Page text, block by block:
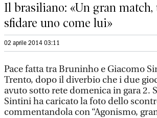
Il brasiliano: «Un gran match,
sfidare uno come lui»
02 aprile 2014 03:11
Pace fatta tra Bruninho e Giacomo
Trento, dopo il diverbio che i due
avuto sotto rete domenica in gara 2.
Sintini ha caricato la foto dello
commentandola con “Agonismo,